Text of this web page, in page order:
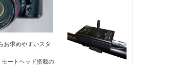
お求めやすいスタ
ートヘッド搭載の